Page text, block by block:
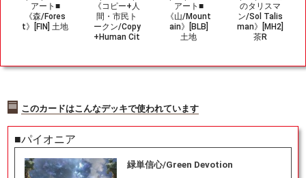
アート■
《森/Fores
t》[FIN] 土地
《コピー+人
間・市民ト
ークン/Copy
+Human Cit
無/金
アート■
《山/Mount
ain》[BLB]
土地
のタリスマ
ン/Sol Talis
man》[MH2]
茶R
このカードはこんなデッキで使われています
■パイオニア
緑単信心/Green Devotion